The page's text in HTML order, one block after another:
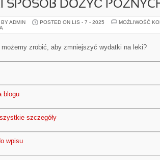
SPOSÓB DOŻYĆ
ADMIN POSTED ON LIS - 7 - 2025
MOŻLIWOŚĆ
możemy zrobić, aby zmniejszyć wydatki na leki?
blogu
szczegóły
wpisu